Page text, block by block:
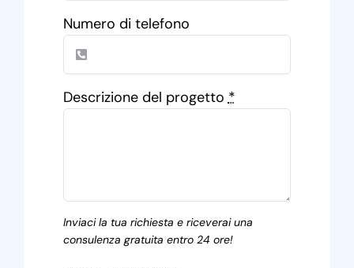
Numero di telefono
Descrizione del progetto*
Inviaci la tua richiesta e riceverai una
consulenza gratuita entro 24 ore!